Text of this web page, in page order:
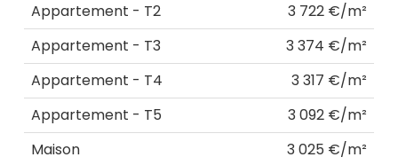
Appartement - T2
3 722 €/m²
Appartement - T3
3 374 €/m²
Appartement - T4
3 317 €/m²
Appartement - T5
3 092 €/m²
Maison
3 025 €/m²